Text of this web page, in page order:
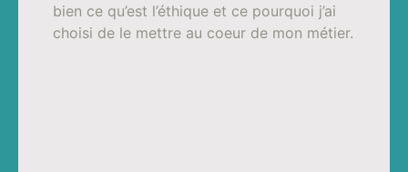
bien ce qu’est l’éthique et ce pourquoi j’ai
choisi de le mettre au coeur de mon métier.